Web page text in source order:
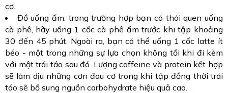
cơ.
Đồ uống ấm: trong trường hợp bạn có thói quen uống
cà phê, hãy uống 1 cốc cà phê ấm trước khi tập khoảng
30 đến 45 phút. Ngoài ra, bạn có thể uống 1 cốc latte ít
béo - một trong những sự lựa chọn không tồi khi đi kèm
với một trái táo sau đó. Lượng caffeine và protein kết hợp
sẽ làm dịu những cơn đau cơ trong khi tập đồng thời trái
táo sẽ bổ sung nguồn carbohydrate hiệu quả cao.